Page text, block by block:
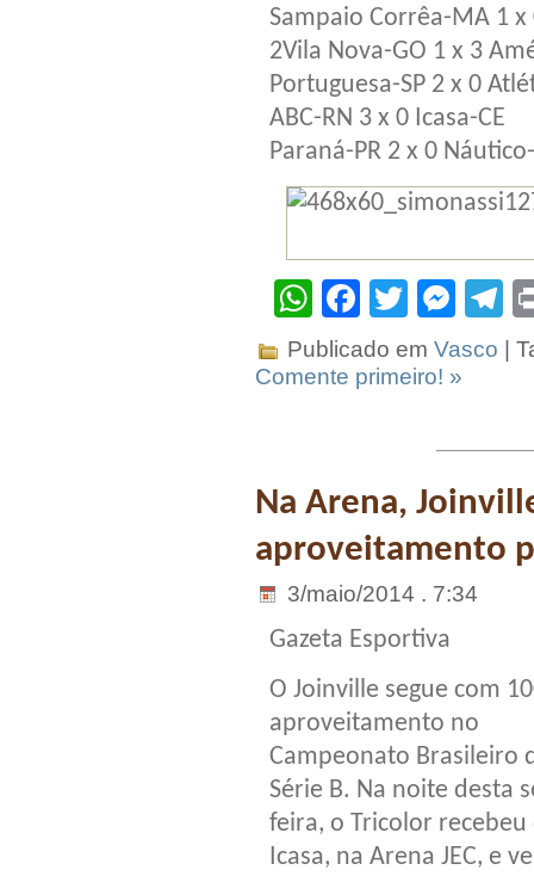
Sampaio Corrêa-MA 1
2Vila Nova-GO 1 x 3
Portuguesa-SP 2 x 0
ABC-RN 3 x 0 Icasa-CE
Paraná-PR 2 x 0
WhatsApp
Facebook
Twitter
Publicado em Vasco |
Comente primeiro! »
Na Arena,
aproveitamento
3/maio/2014 . 7:34
Gazeta Esportiva
O Joinville segue com
aproveitamento no
Campeonato Brasileiro
Série B. Na noite desta
feira, o Tricolor recebeu
Icasa, na Arena JEC, e